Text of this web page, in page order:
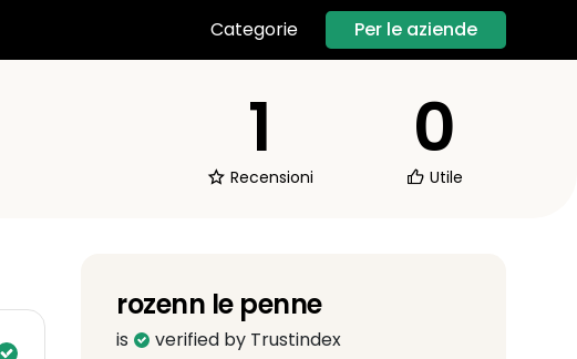
Categorie Per le aziende
1
Recensioni
0
Utile
rozenn le penne
is verified by Trustindex